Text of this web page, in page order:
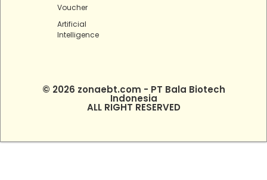
Voucher
Artificial
Intelligence
© 2026 zonaebt.com - PT Bala Biotech
Indonesia
ALL RIGHT RESERVED